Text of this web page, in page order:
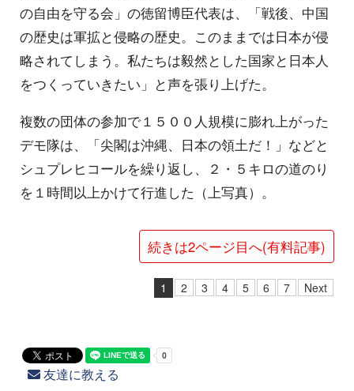
の自由を守る会」の徳留博臣代表は、「戦後、中国
の歴史は軍拡と侵略の歴史。このままでは日本が侵
略されてしまう。私たちは毅然とした国家と日本人
をつくっていきたい」と声を張り上げた。
複数の団体の参加で１５００人規模に膨れ上がった
デモ隊は、「尖閣は沖縄、日本の領土だ！」などと
シュプレヒコールを繰り返し、２・５キロの道のり
を１時間以上かけて行進した（上写真）。
続きは2ページ目へ(有料記事)
1 2 3 4 5 6 7 Next
友達に教える